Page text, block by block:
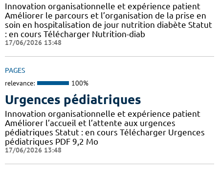
Innovation organisationnelle et expérience patient
Améliorer le parcours et l’organisation de la prise en
soin en hospitalisation de jour nutrition diabète Statut
: en cours Télécharger Nutrition-diab
17/06/2026 13:48
PAGES
relevance: 100%
Urgences pédiatriques
Innovation organisationnelle et expérience patient
Améliorer l’accueil et l’attente aux urgences
pédiatriques Statut : en cours Télécharger Urgences
pédiatriques PDF 9,2 Mo
17/06/2026 13:48